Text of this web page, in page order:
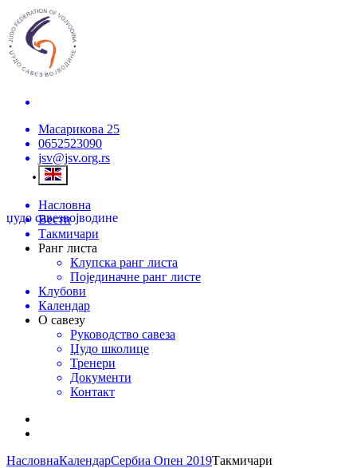
Масарикова 25
0652523090
jsv@jsv.org.rs
џудо савезвојводине
Насловна
Вести
Такмичари
Ранг листа
Клупска ранг листа
Појединачне ранг листе
Клубови
Календар
О савезу
Руководство савеза
Џудо школице
Тренери
Документи
Контакт
НасловнаКалендарСербиа Опен 2019Такмичари